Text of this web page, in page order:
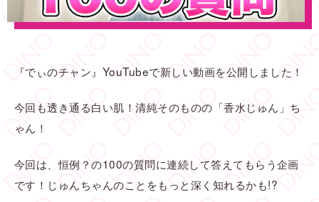
『でぃのチャン』YouTubeで新しい動画を公開しました！
今回も透き通る白い肌！清純そのものの「香水じゅん」ち
ゃん！
今回は、恒例？の100の質問に連続して答えてもらう企画
です！じゅんちゃんのことをもっと深く知れるかも!?